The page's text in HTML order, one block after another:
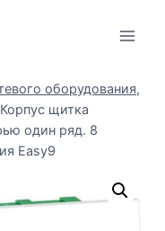
оборудования,
Корпус щитка
один ряд. 8
Easy9